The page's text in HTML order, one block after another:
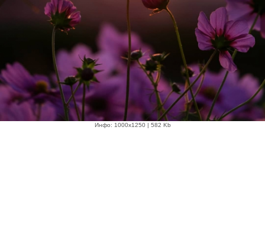
Инфо: 1000х1250 | 582 Kb